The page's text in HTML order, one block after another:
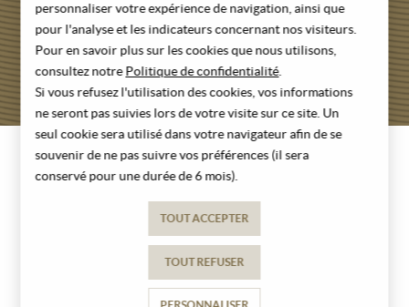
RETROUVEZ NOS OFFICES
personnaliser votre expérience de navigation, ainsi que
pour l'analyse et les indicateurs concernant nos visiteurs.
Pour en savoir plus sur les cookies que nous utilisons,
consultez notrePolitique de confidentialité.
Si vous refusez l'utilisation des cookies, vos informations
ne seront pas suivies lors de votre visite sur ce site. Un
seul cookie sera utilisé dans votre navigateur afin de se
souvenir de ne pas suivre vos préférences (il sera
conservé pour une durée de 6 mois).
TOUT ACCEPTER
TOUT REFUSER